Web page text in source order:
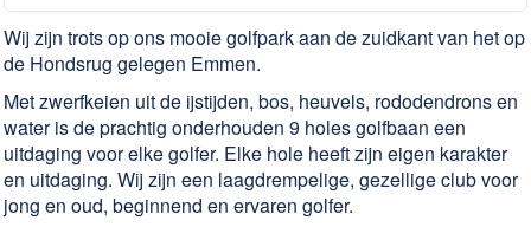
Wij zijn trots op ons mooie golfpark aan de zuidkant van het op
de Hondsrug gelegen Emmen.
Met zwerfkeien uit de ijstijden, bos, heuvels, rododendrons en
water is de prachtig onderhouden 9 holes golfbaan een
uitdaging voor elke golfer. Elke hole heeft zijn eigen karakter
en uitdaging. Wij zijn een laagdrempelige, gezellige club voor
jong en oud, beginnend en ervaren golfer.